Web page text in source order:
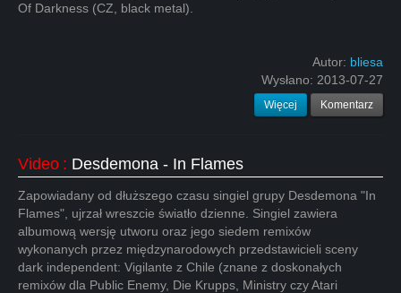
Of Darkness (CZ, black metal).
Autor: bliesa
Wysłano: 2013-07-27
Więcej Komentarz
Video : Desdemona - In Flames
Zapowiadany od dłuższego czasu singiel grupy Desdemona "In
Flames", ujrzał wreszcie światło dzienne. Singiel zawiera
albumową wersję utworu oraz jego siedem remixów
wykonanych przez międzynarodowych przedstawicieli sceny
dark independent: Vigilante z Chile (znane z doskonałych
remixów dla Public Enemy, Die Krupps, Ministry czy Atari